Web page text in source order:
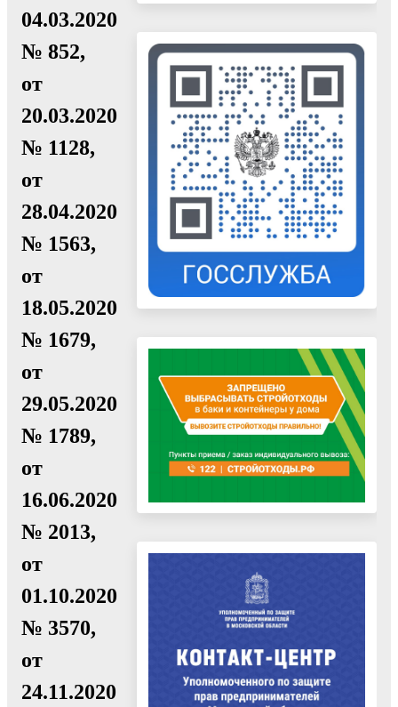
04.03.2020
№ 852,
от
20.03.2020
№ 1128,
от
28.04.2020
№ 1563,
от
18.05.2020
№ 1679,
от
29.05.2020
№ 1789,
от
16.06.2020
№ 2013,
от
01.10.2020
№ 3570,
от
24.11.2020